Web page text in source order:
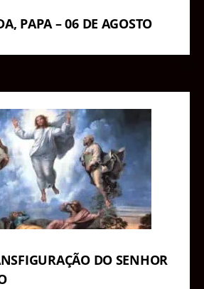
PAPA – 06 DE AGOSTO
DO SENHOR